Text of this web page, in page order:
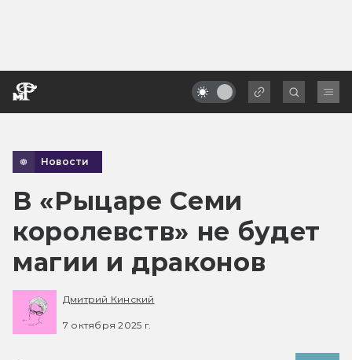
Новости
В «Рыцаре Семи
королевств» не будет
магии и драконов
Дмитрий Кинский
7 октября 2025 г.